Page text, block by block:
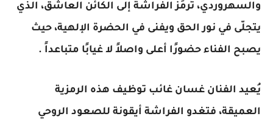
والسهروردي، تُرمَز الفراشة إلى الكائن العاشق، الذي
يتجلّى في نور الحق ويفنى في الحضرة الإلهية، حيث
يصبح الفناء حضورًا أعلى واصلاً لا غيابًا متباعداً .
يُعيد الفنان غسان غائب توظيف هذه الرمزية
العميقة، فتغدو الفراشة أيقونة للصعود الروحي